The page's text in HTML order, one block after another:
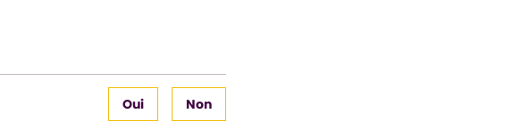
Non
Oui